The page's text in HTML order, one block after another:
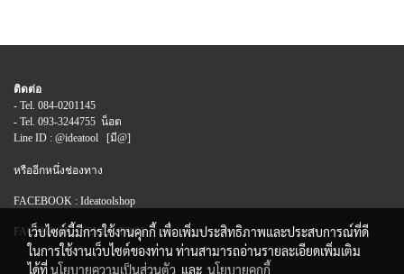
ติดต่อ
- Tel. 084-0201145
- Tel. 093-3244755 น็อต
Line ID : @ideatool [มี@]
หรืออีกหนึ่งช่องทาง
FACEBOOK : Ideatoolshop
FACEBOOK : SEVEN TOOL
เว็บไซต์นี้มีการใช้งานคุกกี้ เพื่อเพิ่มประสิทธิภาพและประสบการณ์ที่ดี
ในการใช้งานเว็บไซต์ของท่าน ท่านสามารถอ่านรายละเอียดเพิ่มเติม
ได้ที่นโยบายความเป็นส่วนตัว และ นโยบายคุกกี้